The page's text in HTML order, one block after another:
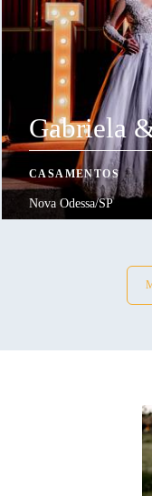
Gabriela
CASAMENTOS
Nova Odessa/SP